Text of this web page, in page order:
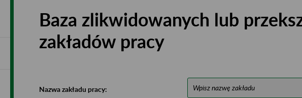
Baza zlikwidowanych lub
zakładów pracy
Nazwa zakładu pracy: